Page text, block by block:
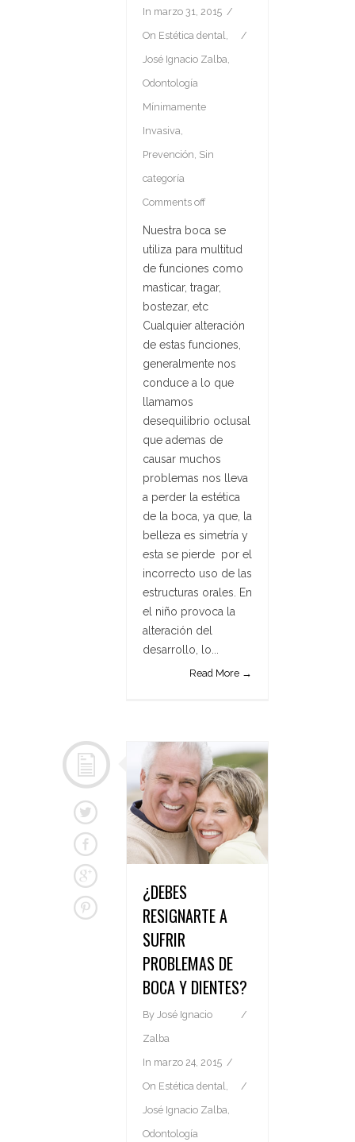
In marzo 31, 2015
On Estética dental,
José Ignacio Zalba,
Odontología
Mínimamente
Invasiva,
Prevención, Sin
categoría
Comments off
Nuestra boca se
utiliza para multitud
de funciones como
masticar, tragar,
bostezar, etc
Cualquier alteración
de estas funciones,
generalmente nos
conduce a lo que
llamamos
desequilibrio oclusal
que ademas de
causar muchos
problemas nos lleva
a perder la estética
de la boca, ya que, la
belleza es simetría y
esta se pierde por el
incorrecto uso de las
estructuras orales. En
el niño provoca la
alteración del
desarrollo, lo...
Read More →
¿DEBES
RESIGNARTE A
SUFRIR
PROBLEMAS DE
BOCA Y DIENTES?
By José Ignacio
Zalba
In marzo 24, 2015
On Estética dental
José Ignacio Zalba
Odontología